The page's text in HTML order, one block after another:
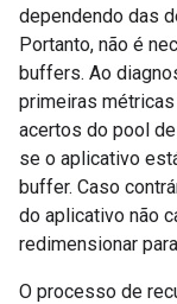
dependendo das
Portanto, não é
buffers. Ao
primeiras
acertos do pool
se o aplicativo
buffer. Caso
do aplicativo não
redimensionar
O processo de